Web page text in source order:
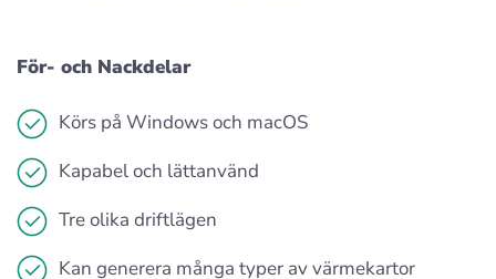
För- och Nackdelar
Körs på Windows och macOS
Kapabel och lättanvänd
Tre olika driftlägen
Kan generera många typer av värmekartor